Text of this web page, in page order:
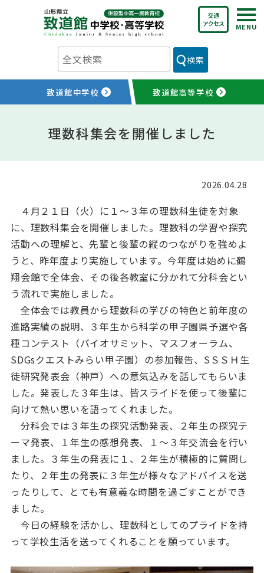
交通
アクセス
致道館中学校 致道館高等学校
検索
理数科集会を開催しました
2026.04.28
４月２１日（火）に１～３年の理数科生徒を対象
に、理数科集会を開催しました。理数科の学習や探究
活動への理解と、先輩と後輩の縦のつながりを強めよ
うと、昨年度より実施しています。今年度は始めに鶴
翔会館で全体会、その後各教室に分かれて分科会とい
う流れで実施しました。
全体会では教員から理数科の学びの特色と前年度の
進路実績の説明、３年生から科学の甲子園県予選や各
種コンテスト（バイオサミット、マスフォーラム、
SDGsクエストみらい甲子園）の参加報告、SＳＳＨ生
徒研究発表会（神戸）への意気込みを話してもらいま
した。発表した３年生は、皆スライドを使って後輩に
向けて熱い思いを語ってくれました。
分科会では３年生の探究活動発表、２年生の探究テ
ーマ発表、１年生の感想発表、１～３年交流会を行い
ました。３年生の発表に１、２年生が積極的に質問し
たり、２年生の発表に３年生が様々なアドバイスを送
ったりして、とても有意義な時間を過ごすことができ
ました。
今日の経験を活かし、理数科としてのプライドを持
って学校生活を送ってくれることを願っています。